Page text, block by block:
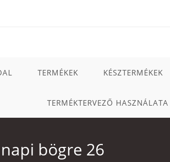
TERMÉKEK KÉSZTERMÉKEK
TERMÉKTERVEZŐ HASZNÁLATA
bögre 26